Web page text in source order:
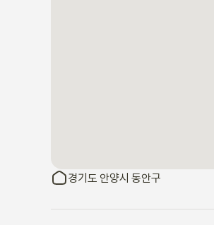
경기도 안양시 동안구